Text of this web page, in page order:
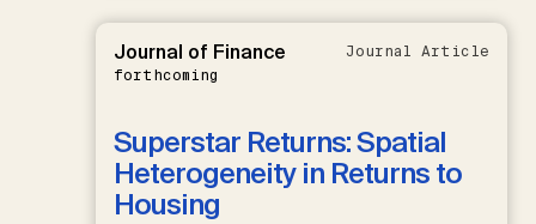
Journal of Finance
forthcoming
Journal Article
Superstar Returns: Spatial
Heterogeneity in Returns to
Housing